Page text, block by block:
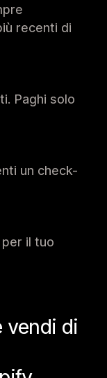
recenti di
Paghi solo
un check-
il tuo
vendi di